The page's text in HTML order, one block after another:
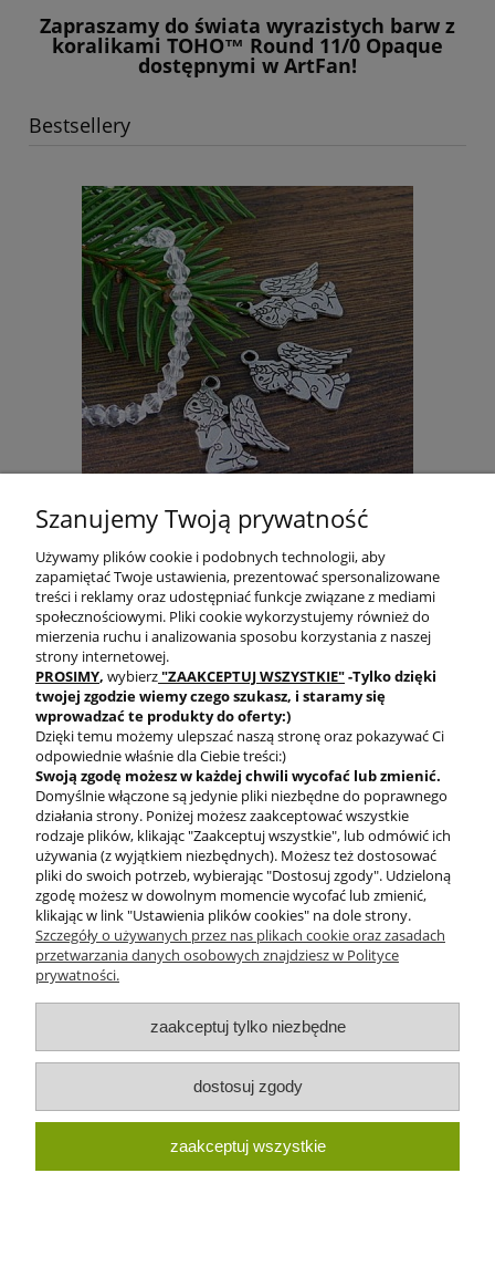
Zapraszamy do świata wyrazistych barw z
koralikami TOHO™ Round 11/0 Opaque
dostępnymi w ArtFan!
Bestsellery
Zawieszka aniołek z metalu 24x17mm antyczne
srebro (4szt.)
2,30 zł
Newsletter
Podaj swój adres e-mail, jeżeli chcesz otrzymywać
informacje o nowościach i promocjach.
Twoje dane będą przetwarzane zgodnie z nasząpolityką
prywatności
Szanujemy Twoją prywatność
Używamy plików cookie i podobnych technologii, aby
zapamiętać Twoje ustawienia, prezentować spersonalizowane
treści i reklamy oraz udostępniać funkcje związane z mediami
społecznościowymi. Pliki cookie wykorzystujemy również do
mierzenia ruchu i analizowania sposobu korzystania z naszej
strony internetowej.
PROSIMY, wybierz"ZAAKCEPTUJ WSZYSTKIE"-Tylko dzięki
twojej zgodziewiemy czego szukasz, i staramy się
wprowadzać te produkty do oferty:)
Dzięki temu możemy ulepszać naszą stronę oraz pokazywać Ci
odpowiednie właśnie dla Ciebie treści:)
Swoją zgodę możesz w każdej chwili wycofać lub zmienić.
Domyślnie włączone są jedynie pliki niezbędne do poprawnego
działania strony. Poniżej możesz zaakceptować wszystkie
rodzaje plików, klikając "Zaakceptuj wszystkie", lub odmówić ich
używania (z wyjątkiem niezbędnych). Możesz też dostosować
pliki do swoich potrzeb, wybierając "Dostosuj zgody". Udzieloną
zgodę możesz w dowolnym momencie wycofać lub zmienić,
klikając w link "Ustawienia plików cookies" na dole strony.
Szczegóły o używanych przez nas plikach cookie oraz zasadach
przetwarzania danych osobowych znajdziesz w Polityce
prywatności.
zaakceptuj tylko niezbędne
dostosuj zgody
zaakceptuj wszystkie